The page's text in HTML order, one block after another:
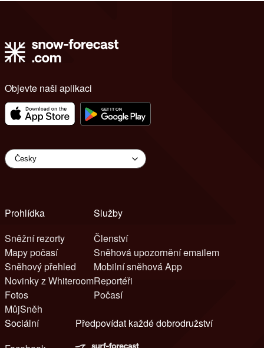
Objevte naši aplikaci
Prohlídka
Sněžní rezorty
Mapy počasí
Sněhový přehled
Novinky z Whiteroom
Fotos
MůjSněh
Služby
Členství
Sněhová upozornění emailem
Mobilní sněhová App
Reportéři
Počasí
Sociální
Předpovídat každé dobrodružství